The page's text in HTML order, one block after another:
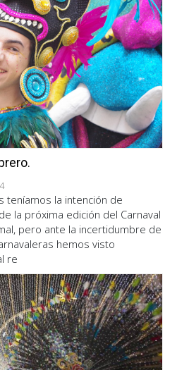
teníamos la intención de
la próxima edición del Carnaval
pero ante la incertidumbre de
hemos visto
re